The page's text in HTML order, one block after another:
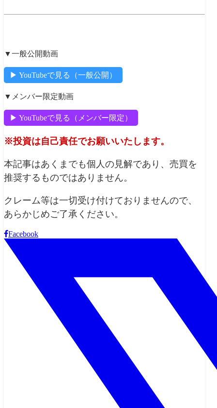
▼一般公開動画
▶︎ YouTubeで見る（一般公開）
▼メンバー限定動画
▶︎ YouTubeで見る（メンバー限定）
※投資は自己責任でお願いいたします。
本記事はあくまでも個人の見解であり、売買を
推奨するものではありません。
クレーム等は一切受け付けておりませんので、
あらかじめご了承ください。
Facebook